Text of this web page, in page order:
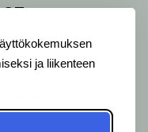
ja liikenteen